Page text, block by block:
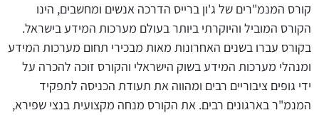
קורס המנמ"רים של ג'ון ברייס הדרכה אנשים ומחשבים, הינו
הקורס המוביל והיוקרתי ביותר בעולם מערכות המידע בישראל.
בקורס עברו בשנים האחרונות מאות מבכירי תחום מערכות המידע
ומנהלי מערכות המידע בשוק הישראלי והקורס זוכה להכרה על
ידי גופים ציבוריים רבים ומהווה את תעודת הכניסה לתפקיד
המנמ"ר בארגונים רבים. את הקורס מנחה מקצועית בנצי שפירא,